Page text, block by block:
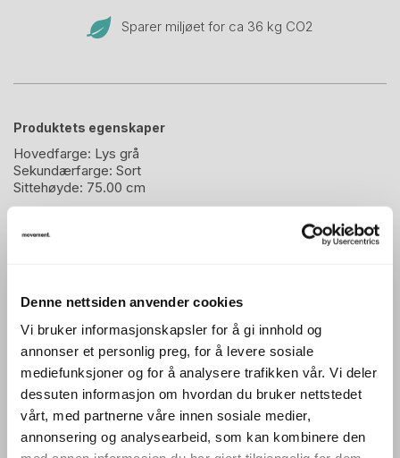
Denne nettsiden anvender cookies
Vi bruker informasjonskapsler for å gi innhold og
annonser et personlig preg, for å levere sosiale
mediefunksjoner og for å analysere trafikken vår. Vi deler
dessuten informasjon om hvordan du bruker nettstedet
vårt, med partnerne våre innen sosiale medier,
annonsering og analysearbeid, som kan kombinere den
Sparer miljøet for ca 36 kg CO2
Produktets egenskaper
Hovedfarge: Lys grå
Sekundærfarge: Sort
Sittehøyde: 75.00 cm
Barstol / Barstoler / Barkrakk / Barkrakker / barstoler
Produsent: OneCollection
Modell: Time barstool
Design: Henrik Tengler
Sittehøyde: 75cm
Sete trukket i lyst grått stoff
Tekstiltype: Remix3 fra Kvadrat